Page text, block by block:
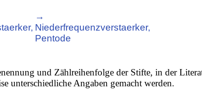
→
Niederfrequenzverstaerker,
Pentode
und Zählreihenfolge der Stifte, in der
unterschiedliche Angaben gemacht werden.